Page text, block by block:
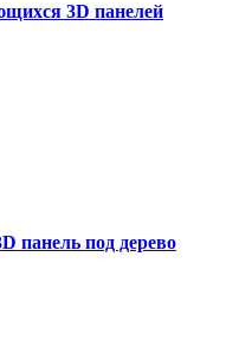
3D панелей
панель под дерево